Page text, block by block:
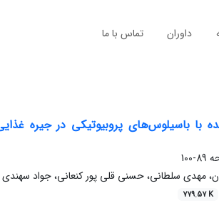
داوران تماس با ما
89-100
مهدی سلطانی، حسنی قلی پور کنعانی، جواد سهندی
779.57 K